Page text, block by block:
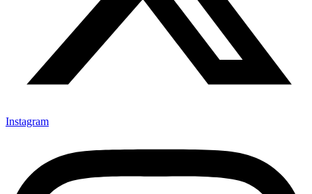
Instagram